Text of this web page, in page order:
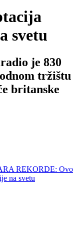
svetu
je 830
tržištu
britanske